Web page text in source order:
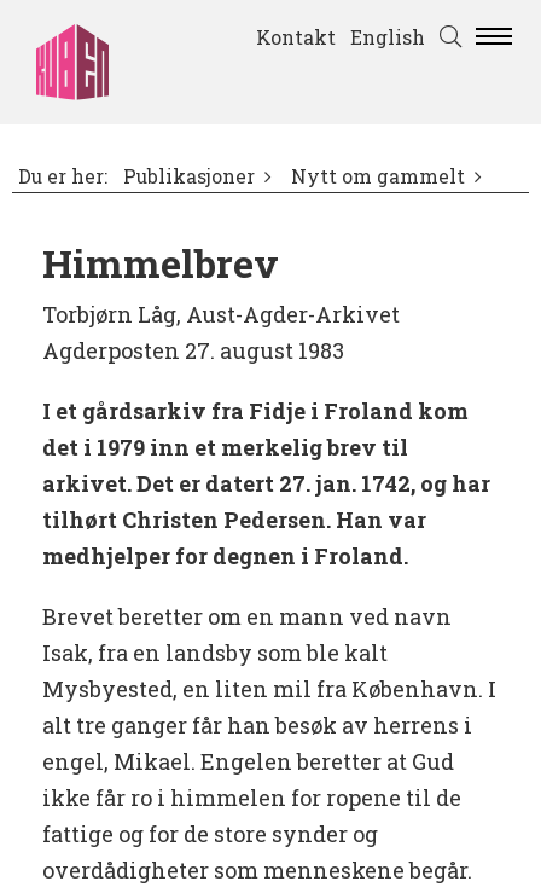
Kontakt English
Du er her: Publikasjoner Nytt om gammelt
Himmelbrev
Torbjørn Låg, Aust-Agder-Arkivet
Agderposten 27. august 1983
I et gårdsarkiv fra Fidje i Froland kom
det i 1979 inn et merkelig brev til
arkivet. Det er datert 27. jan. 1742, og har
tilhørt Christen Pedersen. Han var
medhjelper for degnen i Froland.
Brevet beretter om en mann ved navn
Isak, fra en landsby som ble kalt
Mysbyested, en liten mil fra København. I
alt tre ganger får han besøk av herrens i
engel, Mikael. Engelen beretter at Gud
ikke får ro i himmelen for ropene til de
fattige og for de store synder og
overdådigheter som menneskene begår.